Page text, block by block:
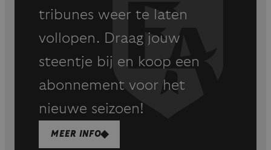
tribunes weer te laten
vollopen. Draag jouw
steentje bij en koop een
abonnement voor het
nieuwe seizoen!
MEER INFO